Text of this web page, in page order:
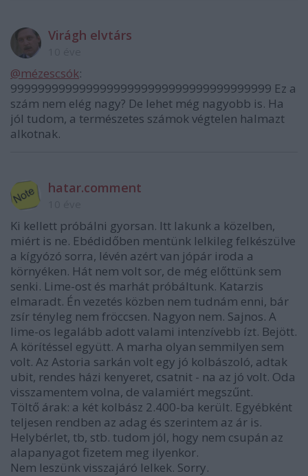
Virágh elvtárs
@mézescsók:
99999999999999999999999999999999999999 Ez a
szám nem elég nagy? De lehet még nagyobb is. Ha
jól tudom, a természetes számok végtelen halmazt
alkotnak.
hatar.comment
Ki kellett próbálni gyorsan. Itt lakunk a közelben,
miért is ne. Ebédidőben mentünk lelkileg felkészülve
a kígyózó sorra, lévén azért van jópár iroda a
környéken. Hát nem volt sor, de még előttünk sem
senki. Lime-ost és marhát próbáltunk. Katarzis
elmaradt. Én vezetés közben nem tudnám enni, bár
zsír tényleg nem fröccsen. Nagyon nem. Sajnos. A
lime-os legalább adott valami intenzívebb ízt. Bejött.
A körítéssel együtt. A marha olyan semmilyen sem
volt. Az Astoria sarkán volt egy jó kolbászoló, adtak
ubit, rendes házi kenyeret, csatnit - na az jó volt. Oda
visszamentem volna, de valamiért megszűnt.
Töltő árak: a két kolbász 2.400-ba került. Egyébként
teljesen rendben az adag és szerintem az ár is.
Helybérlet, tb, stb. tudom jól, hogy nem csupán az
alapanyagot fizetem meg ilyenkor.
Nem leszünk visszajáró lelkek. Sorry.